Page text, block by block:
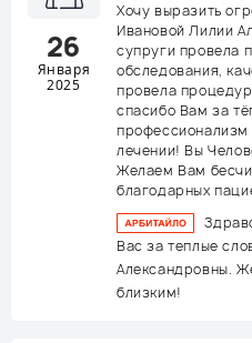
26
Января
2025
Хочу выразить
Ивановой Лилии
супруги провела
обследования,
провела
спасибо Вам за
лечении! Вы
Желаем Вам
благодарных
Вас за теплые
Александровны.
близким!